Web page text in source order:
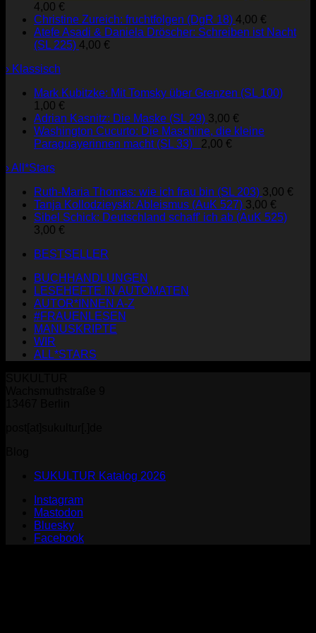
4,00 €
Christine Zureich: fruchtfolgen (DgR 18) 4,00 €
Atefe Asadi & Daniela Dröscher: Schreiben ist Nacht
(SL 225) 4,00 €
› Klassisch
Mark Kubitzke: Mit Tomsky über Grenzen (SL 100)
1,00 €
Adrian Kasnitz: Die Maske (SL 29) 3,00 €
Washington Cucurto: Die Maschine, die kleine
Paraguayerinnen macht (SL 33)
2,00 €
› All*Stars
Ruth-Maria Thomas: wie ich frau bin (SL 203) 3,00 €
Tanja Kollodzieyski: Ableismus (AuK 527) 3,00 €
Sibel Schick: Deutschland schaff' ich ab (AuK 525)
3,00 €
BESTSELLER
BUCHHANDLUNGEN
LESEHEFTE IN AUTOMATEN
AUTOR*INNEN A-Z
#FRAUENLESEN
MANUSKRIPTE
WIR
ALL*STARS
SUKULTUR Katalog 2026
Instagram
Mastodon
Bluesky
Facebook